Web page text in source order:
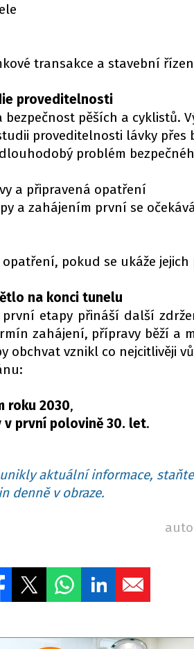
transakce a stavební
proveditelnosti
pěších a cyklistů.
proveditelnosti lávky
problém
a připravená opatření
a zahájením první se
pokud se ukáže jejich
na konci tunelu
etapy přináší další
zahájení, přípravy běží a
obchvat vznikl co nejcitlivěji
roku 2030,
první polovině 30. let.
aktuální informace,
denně v obraze.